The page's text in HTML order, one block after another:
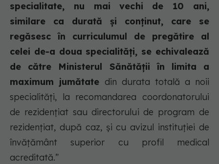
specialitate, nu mai vechi de 10 ani,
similare ca durată și conținut, care se
regăsesc în curriculumul de pregătire al
celei de-a doua specialități, se echivalează
de către Ministerul Sănătății în limita a
maximum jumătate din durata totală a noii
specialități, la recomandarea coordonatorului
de rezidențiat sau directorului de program de
rezidențiat, după caz, și cu avizul instituției de
învățământ superior cu profil medical
acreditată.”